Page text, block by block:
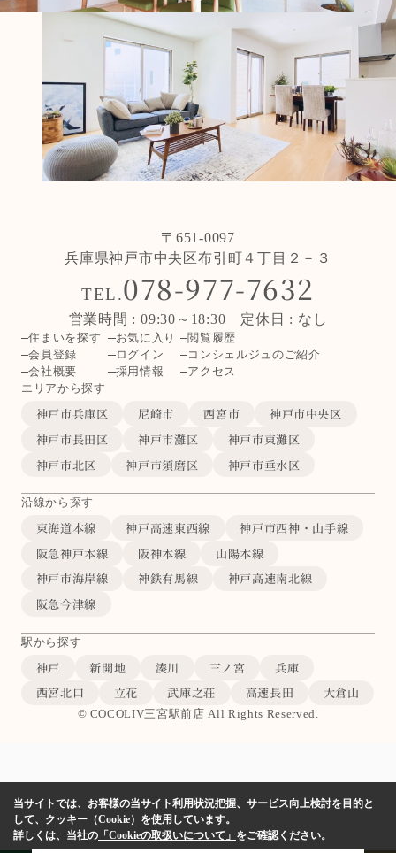
〒651-0097
兵庫県神戸市中央区布引町４丁目２－３
TEL.078-977-7632
営業時間 : 09:30～18:30 定休日 : なし
住まいを探す お気に入り
閲覧履歴
会員登録
ログイン
コンシェルジュのご紹介
会社概要
採用情報
アクセス
エリアから探す
神戸市兵庫区 尼崎市 西宮市
神戸市中央区
神戸市長田区
神戸市灘区
神戸市東灘区
神戸市北区
神戸市須磨区 神戸市垂水区
沿線から探す
東海道本線 神戸高速東西線
神戸市西神・山手線
阪急神戸本線
阪神本線
山陽本線
神戸市海岸線
神鉄有馬線
神戸高速南北線
阪急今津線
駅から探す
神戸 新開地 湊川 三ノ宮
兵庫
西宮北口
立花 武庫之荘 高速長田 大倉山
© COCOLIV三宮駅前店 All Rights Reserved.
当サイトでは、お客様の当サイト利用状況把握、サービス向上検討を目的と
して、クッキー（Cookie）を使用しています。
詳しくは、当社の 「Cookieの取扱いについて」 をご確認ください。